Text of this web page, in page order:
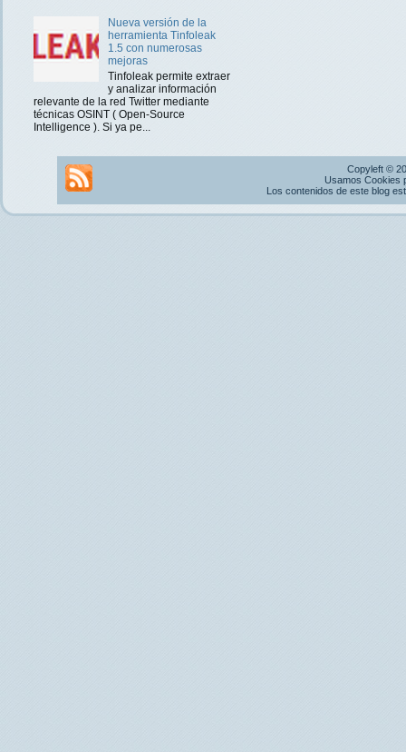
Nueva versión de la
herramienta Tinfoleak
1.5 con numerosas
mejoras
Tinfoleak permite extraer
y analizar información
relevante de la red Twitter mediante
técnicas OSINT ( Open-Source
Intelligence ). Si ya pe...
Copyleft ©
Usamos Cookies
Los contenidos de este blog